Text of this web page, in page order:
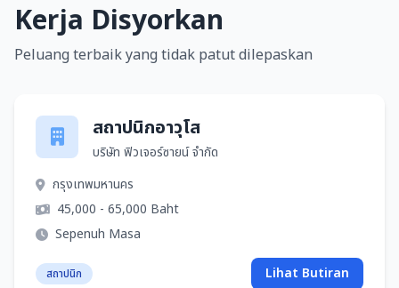
Kerja Disyorkan
Peluang terbaik yang tidak patut dilepaskan
สถาปนิกอาวุโส
บริษัท ฟิวเจอร์ซายน์ จำกัด
กรุงเทพมหานคร
45,000 - 65,000 Baht
Sepenuh Masa
สถาปนิก Lihat Butiran